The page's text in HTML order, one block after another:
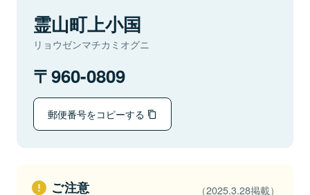
霊山町上小国
リョウゼンマチカミオグニ
960-0809
郵便番号をコピーする
ご注意 （2025.3.28掲載）